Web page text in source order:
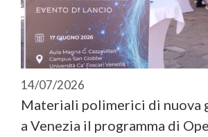
14/07/2026
Materiali polimerici di nuova
a Venezia il programma di